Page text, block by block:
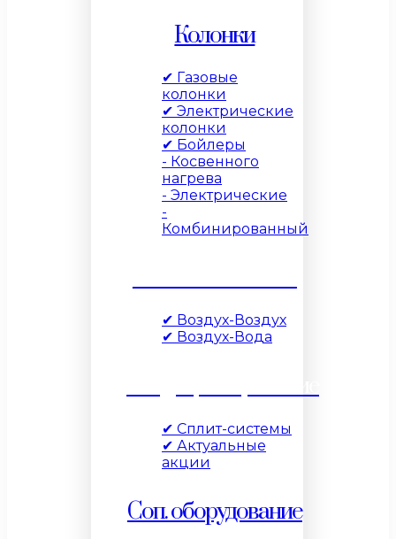
Колонки
✔ Газовые
колонки
✔ Электрические
колонки
✔ Бойлеры
- Косвенного
нагрева
- Электрические
-
Комбинированный
✔ Воздух-Воздух
✔ Воздух-Вода
✔ Сплит-системы
✔ Актуальные
акции
Соп. оборудование